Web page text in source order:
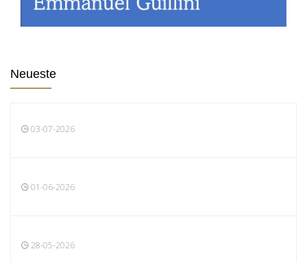
Neueste
03-07-2026
01-06-2026
28-05-2026